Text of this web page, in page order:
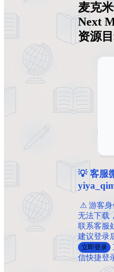
麦克
Next
资源
💡 客服
️⚠ 游客
无法下载
联系客服
建议登录
立即登录
信快捷登